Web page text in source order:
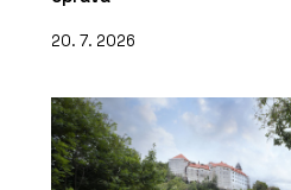
20. 7. 2026